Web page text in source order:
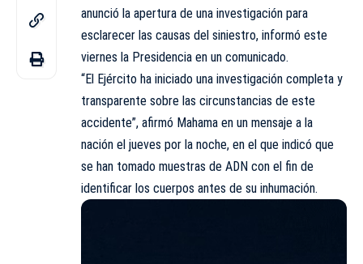
anunció la apertura de una investigación para
esclarecer las causas del siniestro, informó este
viernes la Presidencia en un comunicado.
“El Ejército ha iniciado una investigación completa y
transparente sobre las circunstancias de este
accidente”, afirmó Mahama en un mensaje a la
nación el jueves por la noche, en el que indicó que
se han tomado muestras de ADN con el fin de
identificar los cuerpos antes de su inhumación.